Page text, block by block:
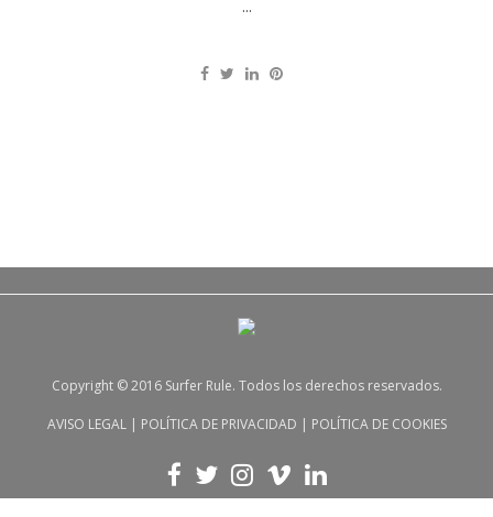
...
Copyright © 2016 Surfer Rule. Todos los derechos reservados.
AVISO LEGAL| POLÍTICA DE PRIVACIDAD | POLÍTICA DE COOKIES